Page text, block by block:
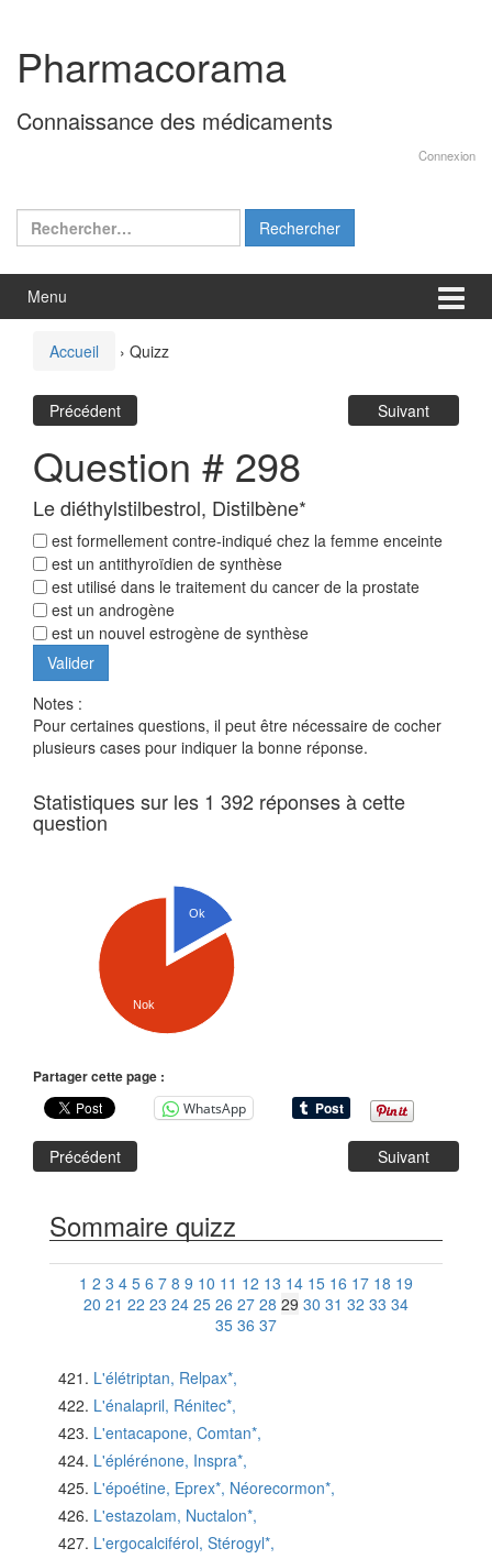
contenu
menu
principal
Pharmacorama
Connaissance des médicaments
Connexion
Rechercher :
Menu
Accueil › Quizz
Précédent Suivant
Question # 298
Le diéthylstilbestrol, Distilbène*
est formellement contre-indiqué chez la femme enceinte
est un antithyroïdien de synthèse
est utilisé dans le traitement du cancer de la prostate
est un androgène
est un nouvel estrogène de synthèse
Notes :
Pour certaines questions, il peut être nécessaire de cocher
plusieurs cases pour indiquer la bonne réponse.
Statistiques sur les 1 392 réponses à cette
question
Ok
Nok
Partager cette page :
WhatsApp
Précédent Suivant
Sommaire quizz
1 2 3 4 5 6 7 8 9 10 11 12 13 14 15 16 17 18 19
20 21 22 23 24 25 26 27 28 29 30 31 32 33 34
35 36 37
L'élétriptan, Relpax*,
L'énalapril, Rénitec*,
L'entacapone, Comtan*,
L'éplérénone, Inspra*,
L'époétine, Eprex*, Néorecormon*,
L'estazolam, Nuctalon*,
L'ergocalciférol, Stérogyl*,